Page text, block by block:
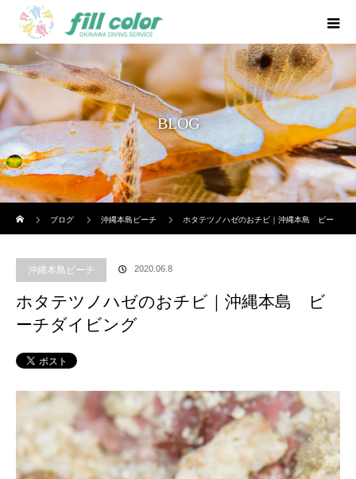
BLOG
ブログ
沖縄本島ビーチ ホタテツノハゼのおチビ｜沖縄本島 ビー
沖縄本島ビーチ 2020.06.8
ホタテツノハゼのおチビ｜沖縄本島 ビ
ーチダイビング